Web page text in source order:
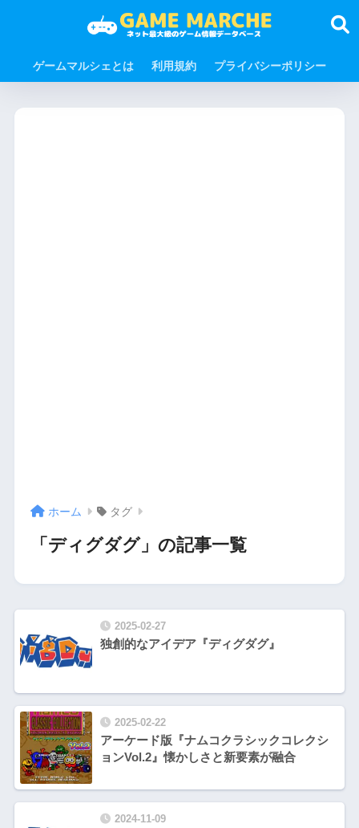
ゲームマルシェとは 利用規約 プライバシーポリシー
ホーム タグ
「ディグダグ」の記事一覧
2025-02-27
独創的なアイデア『ディグダグ』
2025-02-22
アーケード版『ナムコクラシックコレクシ
ョンVol.2』懐かしさと新要素が融合
2024-11-09